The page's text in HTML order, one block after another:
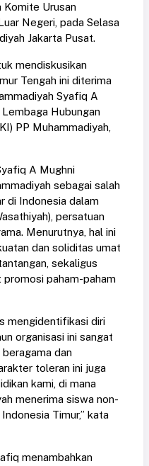
Komite Urusan
Negeri, pada Selasa
Jakarta Pusat.
mendiskusikan
Tengah ini diterima
Syafiq A
Hubungan
PP Muhammadiyah,
A Mughni
sebagai salah
di Indonesia dalam
persatuan
Menurutnya, hal ini
dan soliditas umat
sekaligus
paham-paham
mengidentifikasi diri
organisasi ini sangat
dan
toleran ini juga
kami, di mana
menerima siswa non-
Timur,” kata
menambahkan